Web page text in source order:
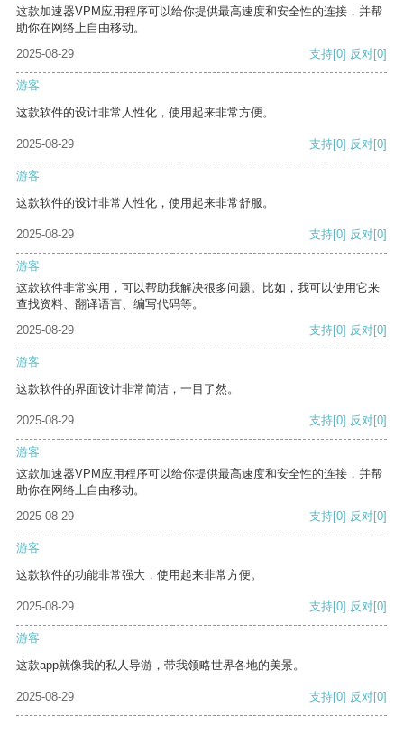
这款加速器VPM应用程序可以给你提供最高速度和安全性的连接，并帮
助你在网络上自由移动。
2025-08-29
支持[0] 反对[0]
游客
这款软件的设计非常人性化，使用起来非常方便。
2025-08-29 支持[0] 反对[0]
游客
这款软件的设计非常人性化，使用起来非常舒服。
2025-08-29 支持[0] 反对[0]
游客
这款软件非常实用，可以帮助我解决很多问题。比如，我可以使用它来
查找资料、翻译语言、编写代码等。
2025-08-29
支持[0] 反对[0]
游客
这款软件的界面设计非常简洁，一目了然。
2025-08-29 支持[0] 反对[0]
游客
这款加速器VPM应用程序可以给你提供最高速度和安全性的连接，并帮
助你在网络上自由移动。
2025-08-29
支持[0] 反对[0]
游客
这款软件的功能非常强大，使用起来非常方便。
2025-08-29 支持[0] 反对[0]
游客
这款app就像我的私人导游，带我领略世界各地的美景。
2025-08-29 支持[0] 反对[0]